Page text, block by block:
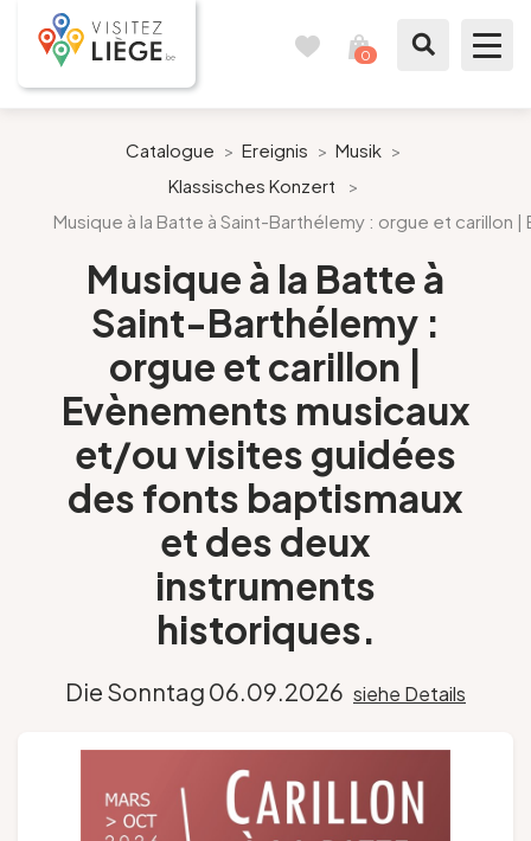
0
Wie ein Bürger von Lüttich
Meinen Aufenthalt vorbereiten
Unsere Vorschläge
Stadt Lüttich
Agenda
Folgen Sie uns
Presse
Gruppen und Reiseveranstalter
NL DE
Catalogue > Ereignis > Musik >
Klassisches Konzert
>
Musique à la Batte à Saint-Barthélemy : orgue et
Musique à la Batte à
Saint-Barthélemy :
orgue et carillon |
Evènements musicaux
et/ou visites guidées
des fonts baptismaux
et des deux
instruments
historiques.
Die Sonntag 06.09.2026 siehe Details